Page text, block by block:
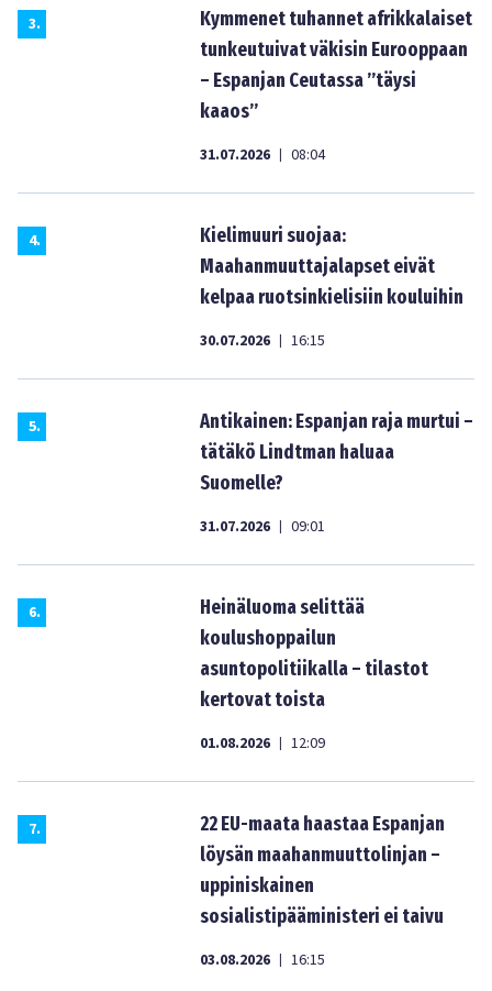
3.
Kymmenet tuhannet afrikkalaiset
tunkeutuivat väkisin Eurooppaan
– Espanjan Ceutassa ”täysi
kaaos”
31.07.2026 | 08:04
4.
Kielimuuri suojaa:
Maahanmuuttajalapset eivät
kelpaa ruotsinkielisiin kouluihin
30.07.2026 | 16:15
5.
Antikainen: Espanjan raja murtui –
tätäkö Lindtman haluaa
Suomelle?
31.07.2026 | 09:01
6.
Heinäluoma selittää
koulushoppailun
asuntopolitiikalla – tilastot
kertovat toista
01.08.2026 | 12:09
7.
22 EU-maata haastaa Espanjan
löysän maahanmuuttolinjan –
uppiniskainen
sosialistipääministeri ei taivu
03.08.2026 | 16:15